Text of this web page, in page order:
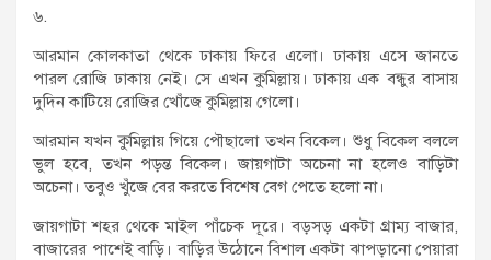
৬.
আরমান কোলকাতা থেকে ঢাকায় ফিরে এলো। ঢাকায় এসে জানতে
পারল রোজি ঢাকায় নেই। সে এখন কুমিল্লায়। ঢাকায় এক বন্ধুর বাসায়
দুদিন কাটিয়ে রোজির খোঁজে কুমিল্লায় গেলো।
আরমান যখন কুমিল্লায় গিয়ে পৌছালো তখন বিকেল। শুধু বিকেল বললে
ভুল হবে, তখন পড়ন্ত বিকেল। জায়গাটা অচেনা না হলেও বাড়িটা
অচেনা। তবুও খুঁজে বের করতে বিশেষ বেগ পেতে হলো না।
জায়গাটা শহর থেকে মাইল পাঁচেক দূরে। বড়সড় একটা গ্রাম্য বাজার,
বাজারের পাশেই বাড়ি। বাড়ির উঠোনে বিশাল একটা ঝাপড়ানো পেয়ারা